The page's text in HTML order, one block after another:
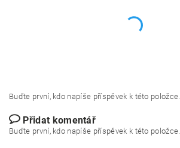
Buďte první, kdo napíše příspěvek k této položce.
Přidat komentář
Buďte první, kdo napíše příspěvek k této položce.